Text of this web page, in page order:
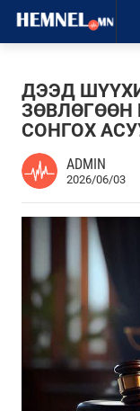
ДЭЭД
ЗӨВЛӨГӨӨН
СОНГОХ
ADMIN
2026/06/03